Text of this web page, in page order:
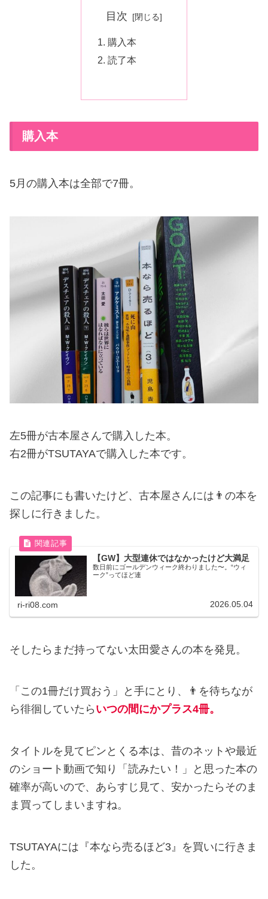
目次
購入本
読了本
購入本
5月の購入本は全部で7冊。
左5冊が古本屋さんで購入した本。
右2冊がTSUTAYAで購入した本です。
この記事にも書いたけど、古本屋さんには👨の本を
探しに行きました。
【GW】大型連休ではなかったけど大満足
数日前にゴールデンウィーク終わりました〜。“ウィ
ーク”ってほど連
ri-ri08.com 2026.05.04
そしたらまだ持ってない太田愛さんの本を発見。
「この1冊だけ買おう」と手にとり、👨を待ちなが
ら徘徊していたら いつの間にかプラス4冊。
タイトルを見てピンとくる本は、昔のネットや最近
のショート動画で知り「読みたい！」と思った本の
確率が高いので、あらすじ見て、安かったらそのま
ま買ってしまいますね。
TSUTAYAには『本なら売るほど3』を買いに行きま
した。